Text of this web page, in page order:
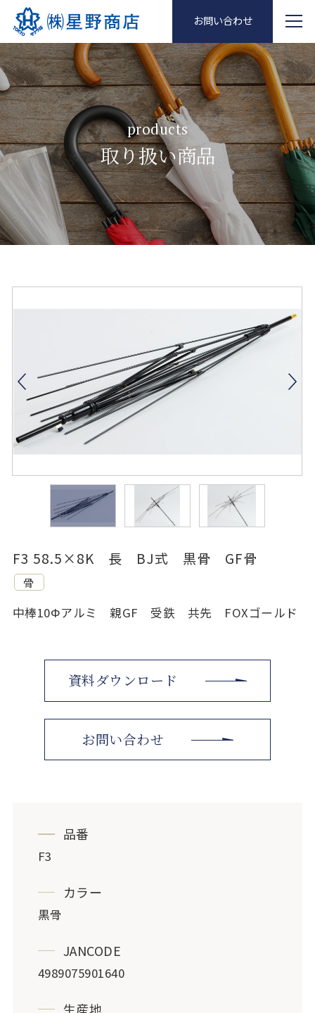
お問い合わせ
products
取り扱い商品
F3 58.5×8K 長 BJ式 黒骨 GF骨
骨
中棒10Φアルミ 親GF 受鉄 共先 FOXゴールド
お問い合わせ
資料ダウンロード
品番
F3
カラー
黒骨
JANCODE
4989075901640
生産地